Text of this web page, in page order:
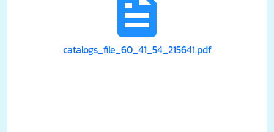
catalogs_file_60_41_54_215641.pdf